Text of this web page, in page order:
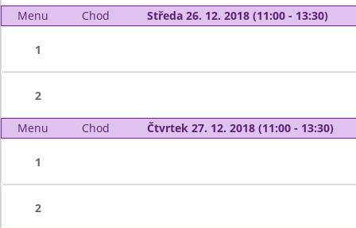
Menu Chod Středa 26. 12. 2018 (11:00 - 13:30)
1
2
Menu Chod Čtvrtek 27. 12. 2018 (11:00 - 13:30)
1
2